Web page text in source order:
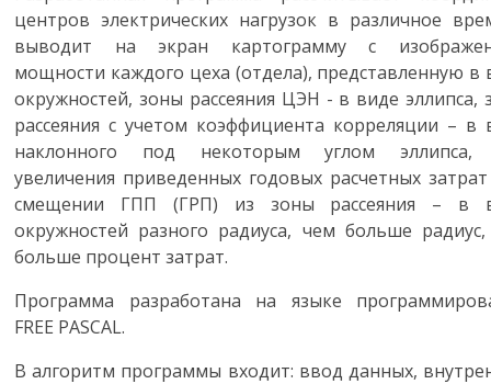
центров электрических нагрузок в различное
выводит на экран картограмму с
мощности каждого цеха (отдела), представленную в
окружностей, зоны рассеяния ЦЭН - в виде эллипса,
рассеяния с учетом коэффициента корреляции – в
наклонного под некоторым углом эллипса,
увеличения приведенных годовых расчетных
смещении ГПП (ГРП) из зоны рассеяния – в
окружностей разного радиуса, чем больше
больше процент затрат.
Программа разработана на языке
FREE PASCAL.
В алгоритм программы входит: ввод данных,